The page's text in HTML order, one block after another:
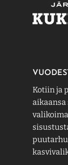
Kotiin ja
aikaansa